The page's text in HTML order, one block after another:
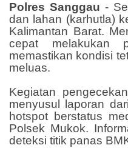
Polres Sanggau-
dan lahan (karhutla)
Kalimantan Barat.
cepat melakukan
memastikan kondisi
meluas.
Kegiatan
menyusul laporan
hotspot berstatus
Polsek Mukok.
deteksi titik panas